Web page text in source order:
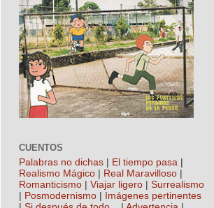
CUENTOS
Palabras no dichas
El tiempo pasa
Realismo Mágico
Real Maravilloso
Romanticismo
Viajar ligero
Surrealismo
Posmodernismo
Imágenes pertinentes